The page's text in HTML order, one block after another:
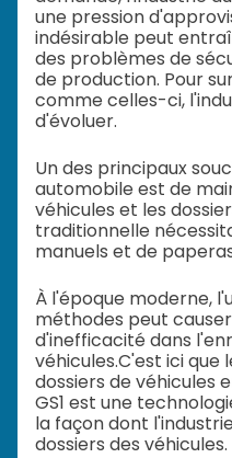
une pression
indésirable peut
des problèmes de
de production. Pour
comme celles-ci,
d'évoluer.
Un des principaux
automobile est de
véhicules et les
traditionnelle
manuels et de
À l'époque moderne,
méthodes peut
d'inefficacité dans
véhicules.C'est ici que
dossiers de véhicules
GS1 est une
la façon dont
dossiers des véhicules.